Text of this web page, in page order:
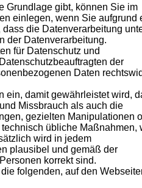
Grundlage gibt, können Sie im
einlegen, wenn Sie aufgrund
die Datenverarbeitung
der Datenverarbeitung.
für Datenschutz und
der
Daten
ein, damit gewährleistet wird,
Missbrauch als auch die
gezielten Manipulationen
übliche Maßnahmen,
wird in jedem
plausibel und gemäß der
korrekt sind.
folgenden, auf den